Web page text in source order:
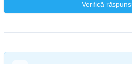
Verifică